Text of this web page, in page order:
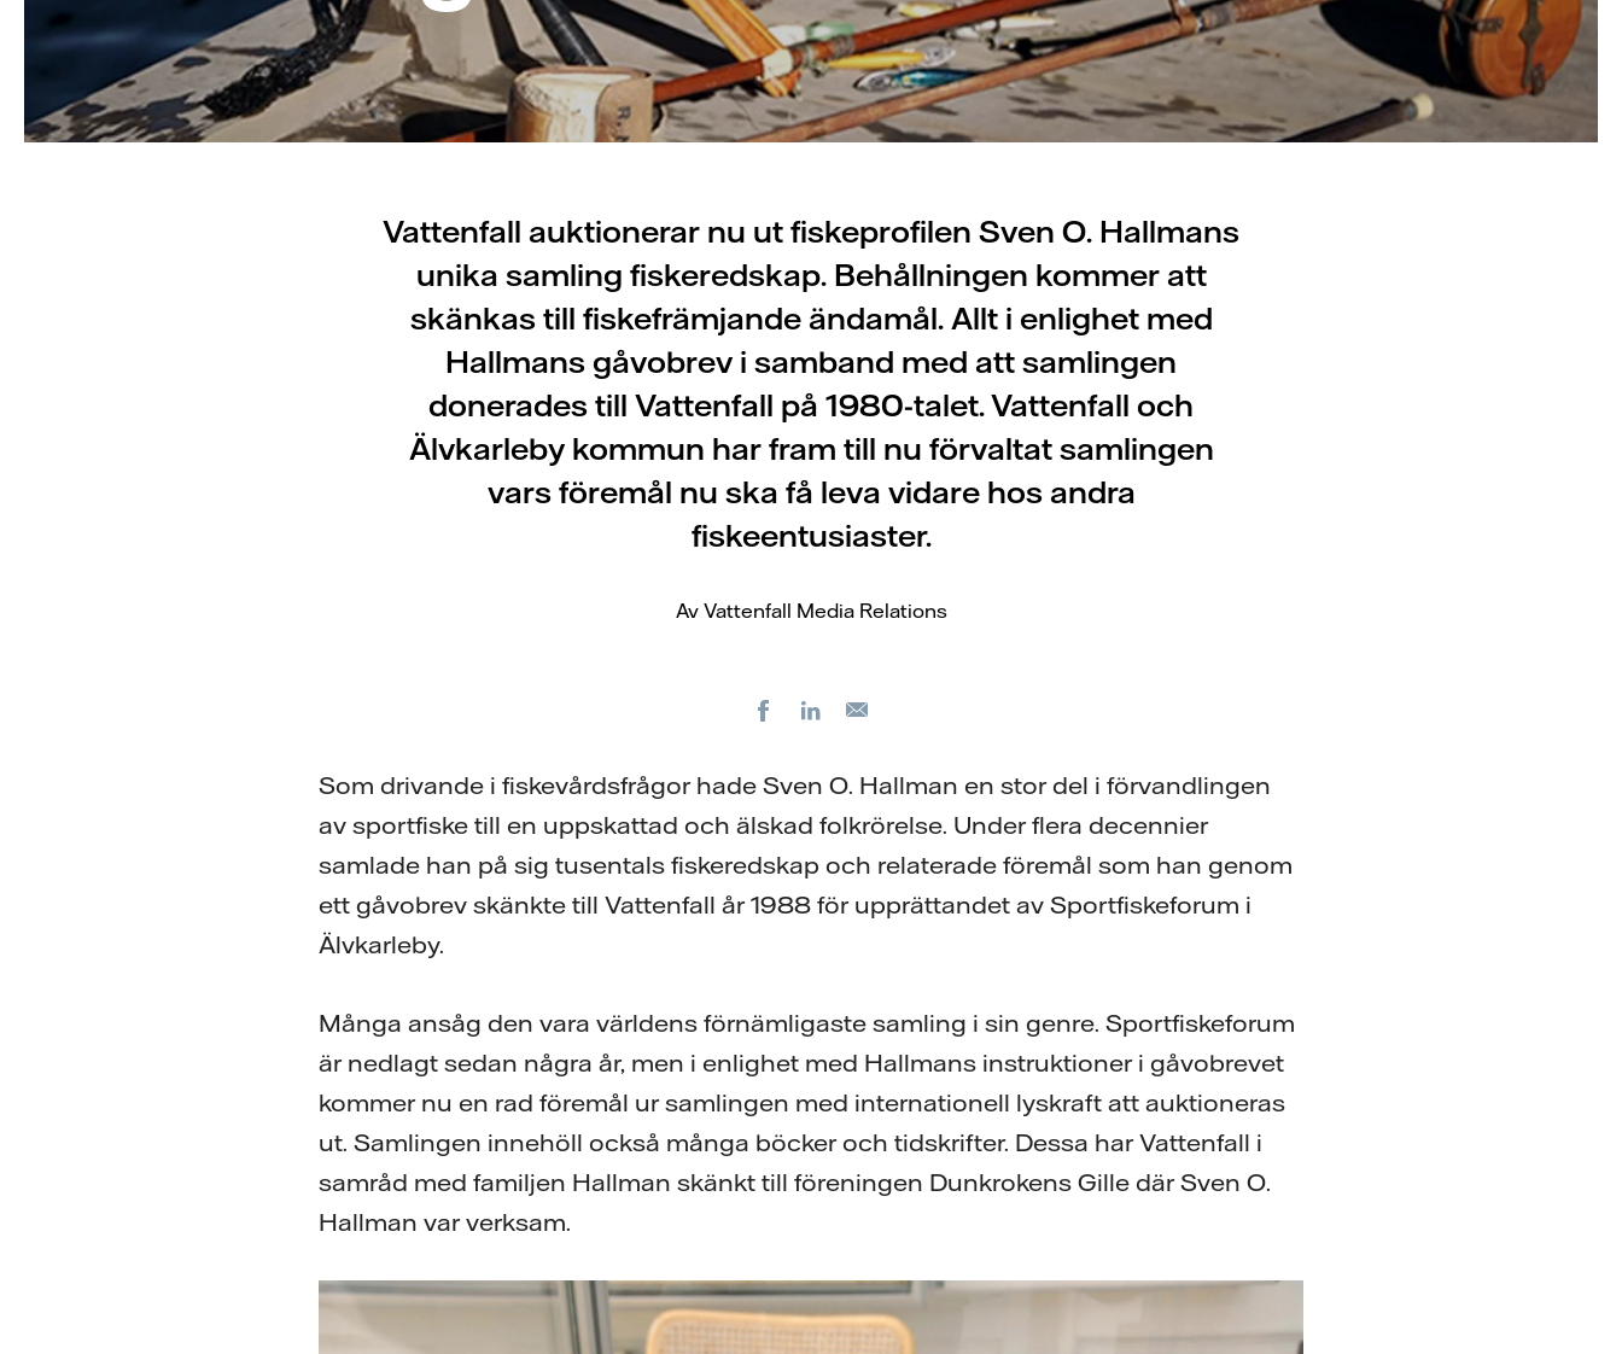
Vattenfall auktionerar nu ut fiskeprofilen Sven O. Hallmans
unika samling fiskeredskap. Behållningen kommer att
skänkas till fiskefrämjande ändamål. Allt i enlighet med
Hallmans gåvobrev i samband med att samlingen
donerades till Vattenfall på 1980-talet. Vattenfall och
Älvkarleby kommun har fram till nu förvaltat samlingen
vars föremål nu ska få leva vidare hos andra
fiskeentusiaster.
Av Vattenfall Media Relations
FacebookLinkedIn
Som drivande i fiskevårdsfrågor hade Sven O. Hallman en stor del i förvandlingen
av sportfiske till en uppskattad och älskad folkrörelse. Under flera decennier
samlade han på sig tusentals fiskeredskap och relaterade föremål som han genom
ett gåvobrev skänkte till Vattenfall år 1988 för upprättandet av Sportfiskeforum i
Älvkarleby.
Många ansåg den vara världens förnämligaste samling i sin genre. Sportfiskeforum
är nedlagt sedan några år, men i enlighet med Hallmans instruktioner i gåvobrevet
kommer nu en rad föremål ur samlingen med internationell lyskraft att auktioneras
ut. Samlingen innehöll också många böcker och tidskrifter. Dessa har Vattenfall i
samråd med familjen Hallman skänkt till föreningen Dunkrokens Gille där Sven O.
Hallman var verksam.